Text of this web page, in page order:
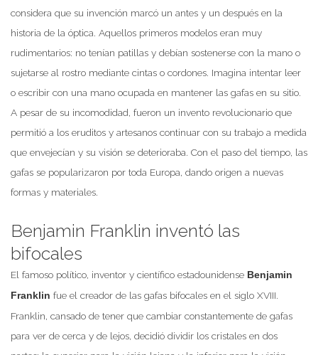
considera que su invención marcó un antes y un después en la
historia de la óptica. Aquellos primeros modelos eran muy
rudimentarios: no tenían patillas y debían sostenerse con la mano o
sujetarse al rostro mediante cintas o cordones. Imagina intentar leer
o escribir con una mano ocupada en mantener las gafas en su sitio.
A pesar de su incomodidad, fueron un invento revolucionario que
permitió a los eruditos y artesanos continuar con su trabajo a medida
que envejecían y su visión se deterioraba. Con el paso del tiempo, las
gafas se popularizaron por toda Europa, dando origen a nuevas
formas y materiales.
Benjamin Franklin inventó las
bifocales
El famoso político, inventor y científico estadounidense Benjamin
Franklin fue el creador de las gafas bifocales en el siglo XVIII.
Franklin, cansado de tener que cambiar constantemente de gafas
para ver de cerca y de lejos, decidió dividir los cristales en dos